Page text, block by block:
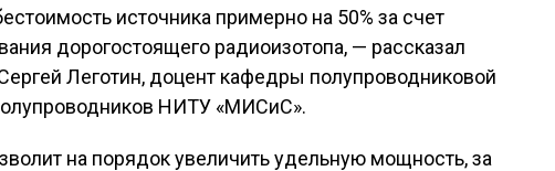
источника примерно на 50% за счет
дорогостоящего радиоизотопа, — рассказал
Леготин, доцент кафедры полупроводниковой
НИТУ «МИСиС».
на порядок увеличить удельную мощность, за